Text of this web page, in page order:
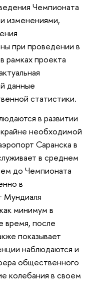
Чемпионата
изменениями,
при проведении в
рамках проекта
данные
статистики.
в развитии
необходимой
Саранска в
в среднем
до Чемпионата
в
Мундиаля
минимум в
время, после
показывает
наблюдаются и
общественного
колебания в своем